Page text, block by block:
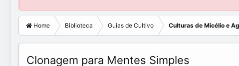
Home Biblioteca Guias de Cultivo Culturas de Micélio e
Clonagem para Mentes Simples